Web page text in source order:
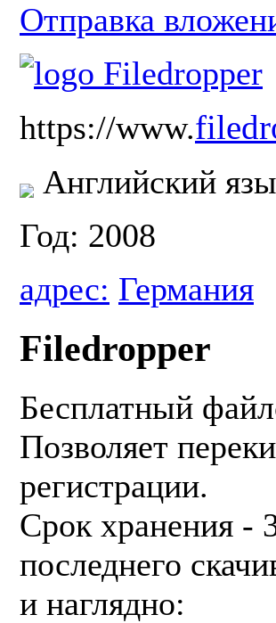
Отправка
https://www.
Английский
Год: 2008
адрес: Германия
Filedropper
Бесплатный
Позволяет
регистрации.
Срок хранения -
последнего
и наглядно: